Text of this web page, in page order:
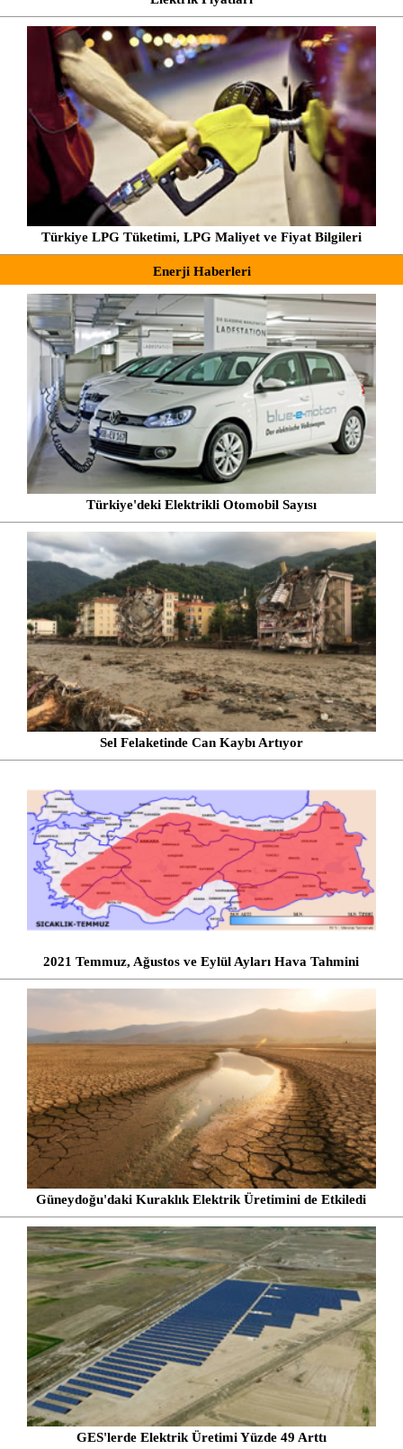
Türkiye LPG Tüketimi, LPG Maliyet ve Fiyat Bilgileri
Enerji Haberleri
Türkiye'deki Elektrikli Otomobil Sayısı
Sel Felaketinde Can Kaybı Artıyor
2021 Temmuz, Ağustos ve Eylül Ayları Hava Tahmini
Güneydoğu'daki Kuraklık Elektrik Üretimini de Etkiledi
GES'lerde Elektrik Üretimi Yüzde 49 Arttı